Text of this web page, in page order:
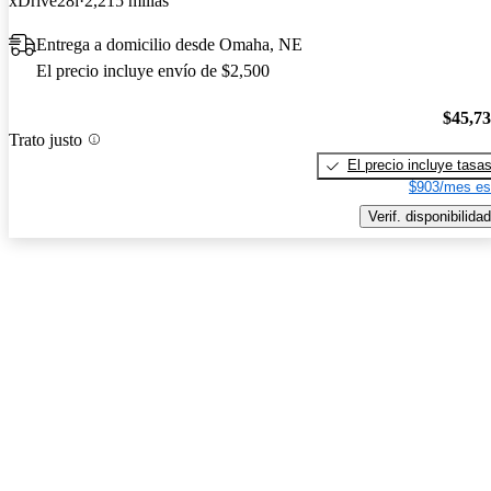
Entrega a domicilio desde Omaha, NE
El precio incluye envío de $2,500
Trato justo
El precio incluye tasas
$903/mes
Verif. disponibilidad